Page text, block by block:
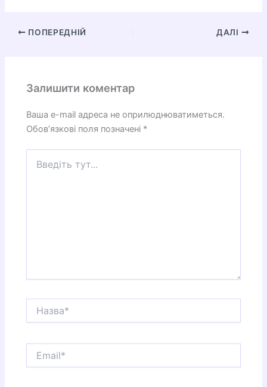
ПОПЕРЕДНІЙ ДАЛІ
Залишити коментар
Ваша e-mail адреса не оприлюднюватиметься.
Обов’язкові поля позначені *
тут...